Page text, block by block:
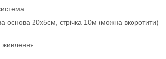
основа 20х5см, стрічка 10м (можна вкоротити)
живлення